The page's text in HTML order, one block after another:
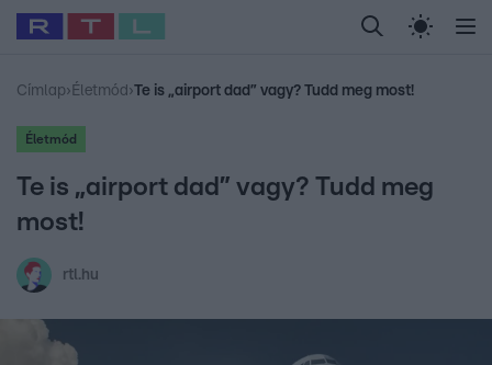
Legfrissebb RTL Híradó Randi Celeb vagyok,
Babits Marcella Most Wanted Gallusz
Címlap› Életmód ›Te is „airport dad” vagy? Tudd meg most!
Életmód
Te is „airport dad” vagy? Tudd meg
most!
rtl.hu